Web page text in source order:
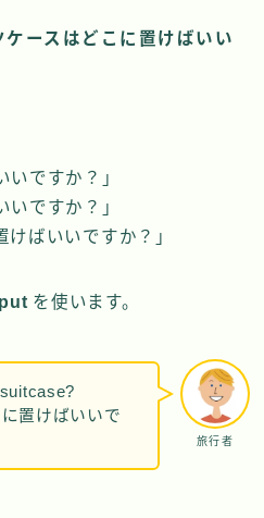
ースはどこに置けばいい
いですか？」
いですか？」
けばいいですか？」
put を使います。
旅行者
置けばいいで